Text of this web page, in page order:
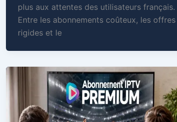
plus aux attentes des utilisateurs français.
Entre les abonnements coûteux, les offres
rigides et le